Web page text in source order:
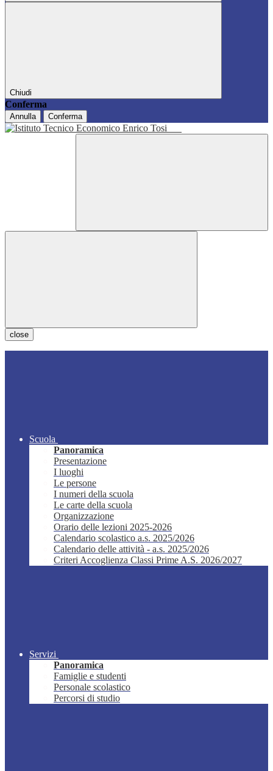
Chiudi
Conferma
Annulla Conferma
close
Scuola
Panoramica
Presentazione
I luoghi
Le persone
I numeri della scuola
Le carte della scuola
Organizzazione
Orario delle lezioni 2025-2026
Calendario scolastico a.s. 2025/2026
Calendario delle attività - a.s. 2025/2026
Criteri Accoglienza Classi Prime A.S. 2026/2027
Servizi
Panoramica
Famiglie e studenti
Personale scolastico
Percorsi di studio